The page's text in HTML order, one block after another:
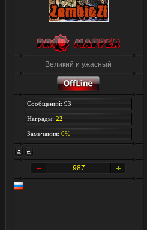
Великий и ужасный
Сообщений: 93
Награды: 22
Замечания: 0%
987